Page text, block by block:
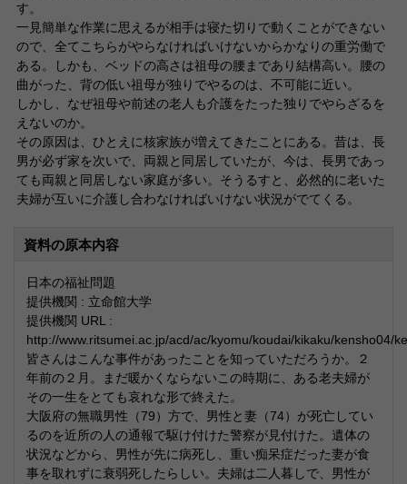
す。
一見簡単な作業に思えるが相手は寝た切りで動くことができない
ので、全てこちらがやらなければいけないからかなりの重労働で
ある。しかも、ベッドの高さは祖母の腰まであり結構高い。腰の
曲がった、背の低い祖母が独りでやるのは、不可能に近い。
しかし、なぜ祖母や前述の老人も介護をたった独りでやらざるを
えないのか。
その原因は、ひとえに核家族が増えてきたことにある。昔は、長
男が必ず家を次いで、両親と同居していたが、今は、長男であっ
ても両親と同居しない家庭が多い。そうるすと、必然的に老いた
夫婦が互いに介護し合わなければいけない状況がでてくる。
資料の原本内容
日本の福祉問題
提供機関 : 立命館大学
提供機関 URL :
http://www.ritsumei.ac.jp/acd/ac/kyomu/koudai/kikaku/kensho04/
皆さんはこんな事件があったことを知っていただろうか。２
年前の２月。まだ暖かくならないこの時期に、ある老夫婦が
その一生をとても哀れな形で終えた。
大阪府の無職男性（79）方で、男性と妻（74）が死亡してい
るのを近所の人の通報で駆け付けた警察が見付けた。遺体の
状況などから、男性が先に病死し、重い痴呆症だった妻が食
事を取れずに衰弱死したらしい。夫婦は二人暮しで、男性が